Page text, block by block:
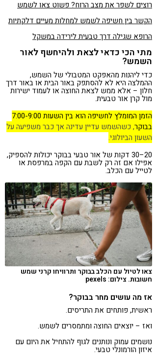
רוצים לשפר את מצב הרוח? פשוט צאו לשמש
הקשר בין חשיפה לשמש למחלות מעיים דלקתיות
הרופא שגילה דרך טבעית לירידה במשקל
מתי הכי כדאי לצאת ולהיחשף לאור
השמש?
כדי ליהנות מהאפקט המטבולי של השמש,
ההמלצה היא לא להסתפק באור הבית או באור דרך
חלון – אלא ממש לצאת החוצה או לעמוד ישירות
מול קרן אור טבעית.
הזמן המומלץ לחשיפה הוא בין השעות 7:00-9:00
בבוקר, כשהשמש עדיין עדינה אך כבר משפיעה על
השעון הביולוגי.
20–30 דקות של אור טבעי בבוקר יכולות להספיק,
אפילו אם זה רק לשבת עם הקפה במרפסת או
לטייל עם הכלב.
צאו לטיול עם הכלב בבוקר ותרוויחו קרני שמש
חשובות. צילום: pexels
אז מה עושים מחר בבוקר?
ראשית, פותחים את התריסים.
ואז – יוצאים החוצה ומתמסרים לשמש.
נושמים עמוק ונותנים לגוף להתחיל את היום עם
איזון הורמונלי טבעי.